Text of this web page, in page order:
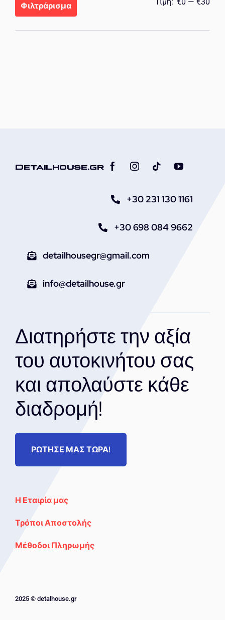
Φιλτράρισμα
Detailhouse.gr
+30 231 130 1161
+30 698 084 9662
detailhousegr@gmail.com
info@detailhouse.gr
Διατηρήστε την αξία
του αυτοκινήτου σας
και απολαύστε κάθε
διαδρομή!
ΡΩΤΗΣΕ ΜΑΣ ΤΩΡΑ!
Η Εταιρία μας
Τρόποι Αποστολής
Μέθοδοι Πληρωμής
2025 © detalhouse.gr